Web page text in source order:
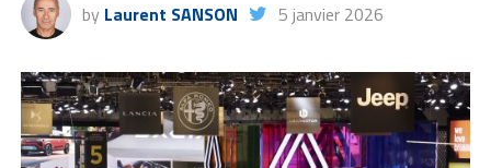
by Laurent SANSON 5 janvier 2026